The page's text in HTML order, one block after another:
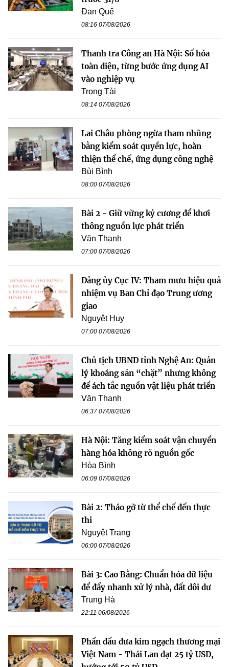
Đan Quế
08:16 07/08/2026
Thanh tra Công an Hà Nội: Số hóa
toàn diện, từng bước ứng dụng AI
vào nghiệp vụ
Trọng Tài
08:14 07/08/2026
Lai Châu phòng ngừa tham nhũng
bằng kiểm soát quyền lực, hoàn
thiện thể chế, ứng dụng công nghệ
Bùi Bình
08:00 07/08/2026
Bài 2 - Giữ vững kỷ cương để khơi
thông nguồn lực phát triển
Văn Thanh
07:00 07/08/2026
Đảng ủy Cục IV: Tham mưu hiệu quả
nhiệm vụ Ban Chỉ đạo Trung ương
giao
Nguyệt Huy
07:00 07/08/2026
Chủ tịch UBND tỉnh Nghệ An: Quản
lý khoáng sản “chặt” nhưng không
để ách tắc nguồn vật liệu phát triển
Văn Thanh
06:37 07/08/2026
Hà Nội: Tăng kiểm soát vận chuyển
hàng hóa không rõ nguồn gốc
Hòa Bình
06:09 07/08/2026
Bài 2: Tháo gỡ từ thể chế đến thực
thi
Nguyệt Trang
06:00 07/08/2026
Bài 3: Cao Bằng: Chuẩn hóa dữ liệu
để đẩy nhanh xử lý nhà, đất dôi dư
Trung Hà
22:11 06/08/2026
Phấn đấu đưa kim ngạch thương mại
Việt Nam - Thái Lan đạt 25 tỷ USD,